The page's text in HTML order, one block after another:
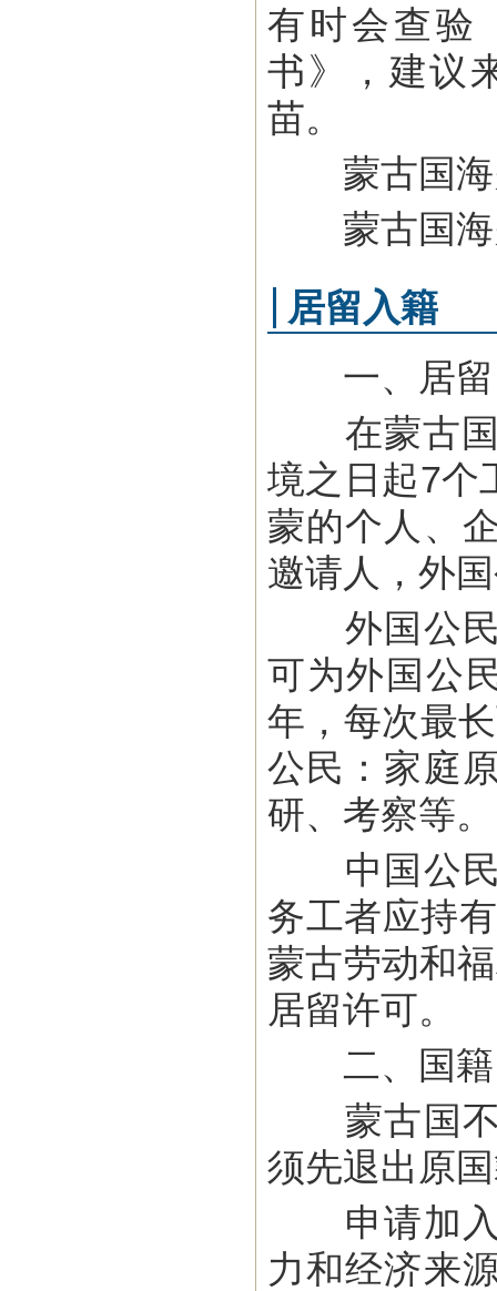
有时会查验
书》，建议
苗。
蒙古国海
蒙古国海
居留入籍
一、居留
在蒙古国
境之日起7个
蒙的个人、
邀请人，外
外国公民
可为外国公
年，每次最
公民：家庭
研、考察等。
中国公民
务工者应持
蒙古劳动和
居留许可。
二、国籍
蒙古国不
须先退出原
申请加入
力和经济来